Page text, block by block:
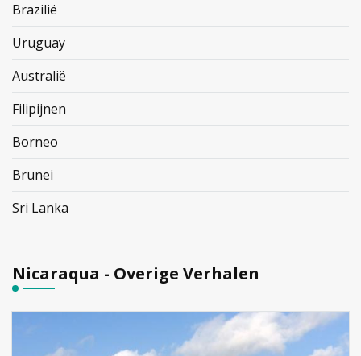
Brazilië
Uruguay
Australië
Filipijnen
Borneo
Brunei
Sri Lanka
Nicaraqua - Overige Verhalen